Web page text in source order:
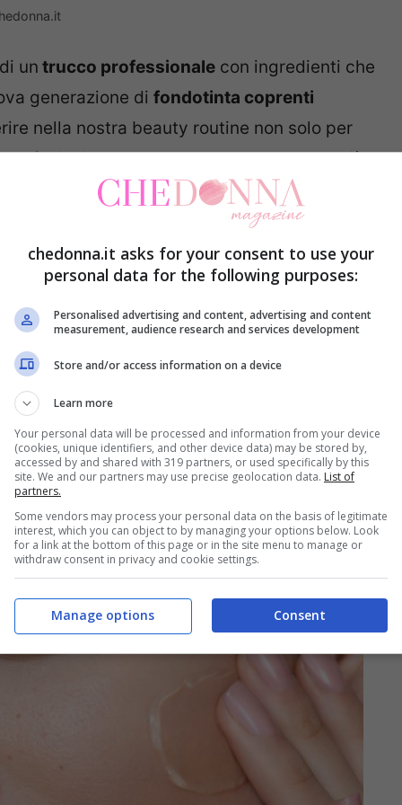
un trucco professionale con ingredienti che
generazione di fondotinta coprenti
nella nostra beauty routine non solo per
ma anche per avere una pelle più
la rivoluzione delle
,nascondere occhiaie, macchie
base perfetta e uniforme. I fondotinta coprenti
a texture stratificabili e leggere, questi
spesso affliggeva i fondotinta più pesanti
seconda pelle, levigando l’incarnato senza
chedonna.it asks for your consent to use your
personal data for the following purposes:
Personalised advertising and content, advertising and content
measurement, audience research and services development
Store and/or access information on a device
Learn more
Your personal data will be processed and information from your device
(cookies, unique identifiers, and other device data) may be stored by,
accessed by and shared with 319 partners, or used specifically by this
site. We and our partners may use precise geolocation data. List of
partners.
Some vendors may process your personal data on the basis of legitimate
interest, which you can object to by managing your options below. Look
for a link at the bottom of this page or in the site menu to manage or
withdraw consent in privacy and cookie settings.
Consent
Manage options